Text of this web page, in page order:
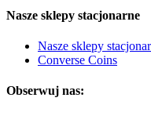
Nasze sklepy stacjonarne
Nasze sklepy
Converse Coins
Obserwuj nas: